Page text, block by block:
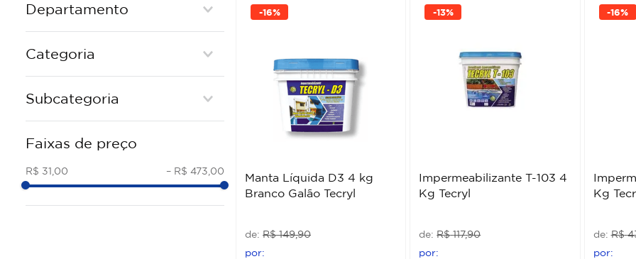
Departamento
Categoria
IMPERMEABILIZANTES
Subcategoria
FITAS E TELAS
COLAS, SILICONES E VEDANTES
Faixas de preço
R$ 31,00 – R$ 473,00
-16%
Manta Líquida D3 4 kg
Branco Galão Tecryl
R$ 149,90
-13%
Impermeabilizante T-103 4
Kg Tecryl
R$ 117,90
-16%
Kg
R$